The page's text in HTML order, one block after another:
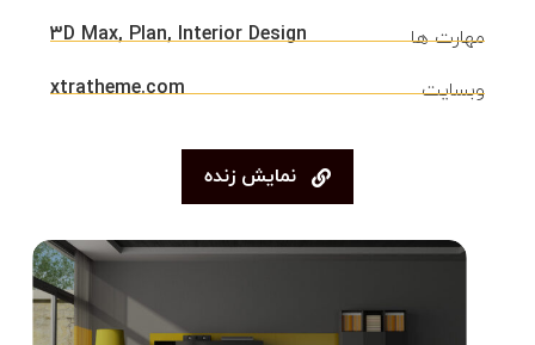
مهارت ها 3D Max, Plan, Interior Design
وبسایت xtratheme.com
نمایش زنده